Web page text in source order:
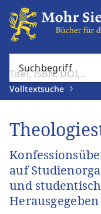
Suchbegriff
Volltextsuche
auf
und